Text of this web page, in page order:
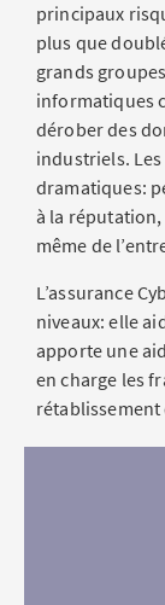
principaux
plus que
grands
informatiques
dérober des
industriels.
dramatiques:
à la réputation,
même de
L’assurance
niveaux: elle
apporte une
en charge les
rétablissement